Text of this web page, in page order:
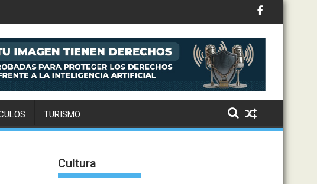
tanto: Drake, Bruno Mars y más estrellas se suman al álbum
TURISMO
Cultura